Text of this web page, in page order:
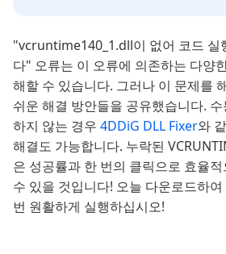
"vcruntime140_1.dll이 없어 코드 실
다" 오류는 이 오류에 의존하는 다양
해할 수 있습니다. 그러나 이 문제를
쉬운 해결 방안들을 공유했습니다.
하지 않는 경우 4DDiG DLL Fixer와
해결도 가능합니다. 누락된
은 성공률과 한 번의 클릭으로 효율
수 있을 것입니다! 오늘 다운로드하
번 원활하게 실행하십시오!